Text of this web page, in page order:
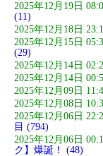
2025年12月19日
(11)
2025年12月18日
2025年12月15日
(29)
2025年12月14日
2025年12月14日
2025年12月09日
2025年12月08日
2025年12月06日
目 (794)
2025年12月06日
ク】爆誕！ (48)